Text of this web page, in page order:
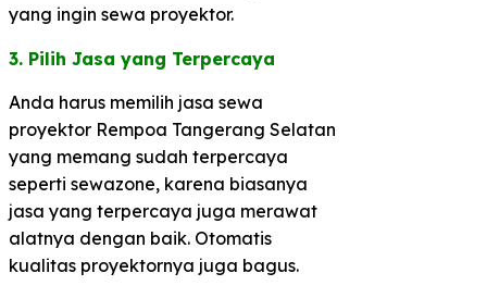
yang ingin sewa proyektor.
3. Pilih Jasa yang Terpercaya​
Anda harus memilih jasa sewa
proyektor Rempoa Tangerang Selatan
yang memang sudah terpercaya
seperti sewazone, karena biasanya
jasa yang terpercaya juga merawat
alatnya dengan baik. Otomatis
kualitas proyektornya juga bagus.